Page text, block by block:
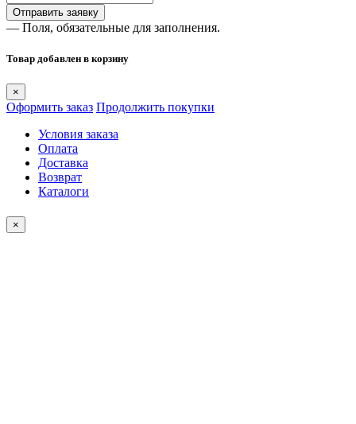
— Поля, обязательные для заполнения.
Товар добавлен в корзину
×
Оформить заказ Продолжить покупки
Условия заказа
Оплата
Доставка
Возврат
Каталоги
×